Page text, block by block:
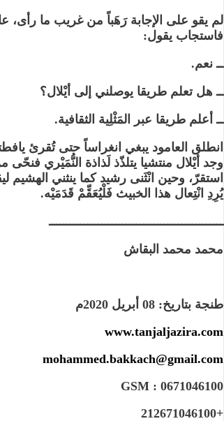
لم يقو على الإجابة رَهَباً من غريب ما رأى،
فاستجاب يقول:
ــ نعم.
ــ هل تعلم طريقا يوصلني إلى أيْلال؟
ــ أعلم طريقا عبر المَثْلِية الثقافية.
انطلق العامود يبغي انغراساً حتى تُقرئ
وجد أيْلال منتشيا يتلذّذ لَذاذة النُّمَيْري
استقرّ، وحين انْثَنى رشيد كما ينثني
يُرِدِ انْتِعال هذا الخبيث فَلْيُعَقِّمْ قَدَمَيْه.
ــــــــــــــــــــــــــــــــــــــــــــــــــ
محمد محمد البقاش
طنجة بتاريخ: 08 أبريل 2020م
www.tanjaljazira.com
mohammed.bakkach@gmail.com
GSM : 0671046100
+212671046100